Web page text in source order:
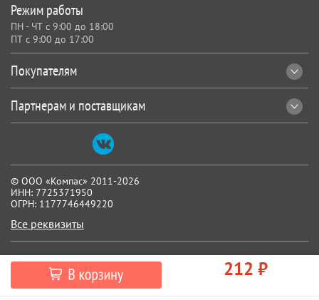
212 ₽
© ООО «Компас» 2011-2026
ИНН: 7725371950
ОГРН: 1177746449220
Все реквизиты
Покупателям
Партнерам и поставщикам
Режим работы
ПН - ЧТ с 9:00 до 18:00
ПТ с 9:00 до 17:00